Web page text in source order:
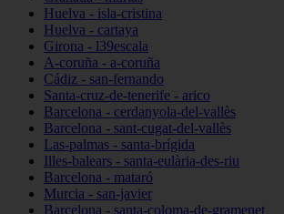
Huelva - isla-cristina
Huelva - cartaya
Girona - l39escala
A-coruña - a-coruña
Cádiz - san-fernando
Santa-cruz-de-tenerife - arico
Barcelona - cerdanyola-del-vallès
Barcelona - sant-cugat-del-vallès
Las-palmas - santa-brígida
Illes-balears - santa-eulària-des-riu
Barcelona - mataró
Murcia - san-javier
Barcelona - santa-coloma-de-gramenet